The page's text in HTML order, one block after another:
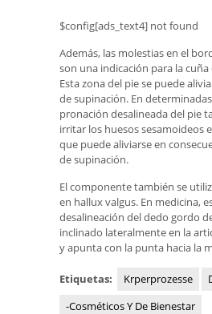
$config[ads_text4] not found
Además, las molestias en el
son una indicación para la
Esta zona del pie se puede
de supinación. En
pronación desalineada del pie
irritar los huesos sesamoideos
que puede aliviarse en
de supinación.
El componente también se
en hallux valgus. En medicina,
desalineación del dedo gordo
inclinado lateralmente en la
y apunta con la punta hacia la
Etiquetas: Krperprozesse
-Cosméticos Y De Bienestar